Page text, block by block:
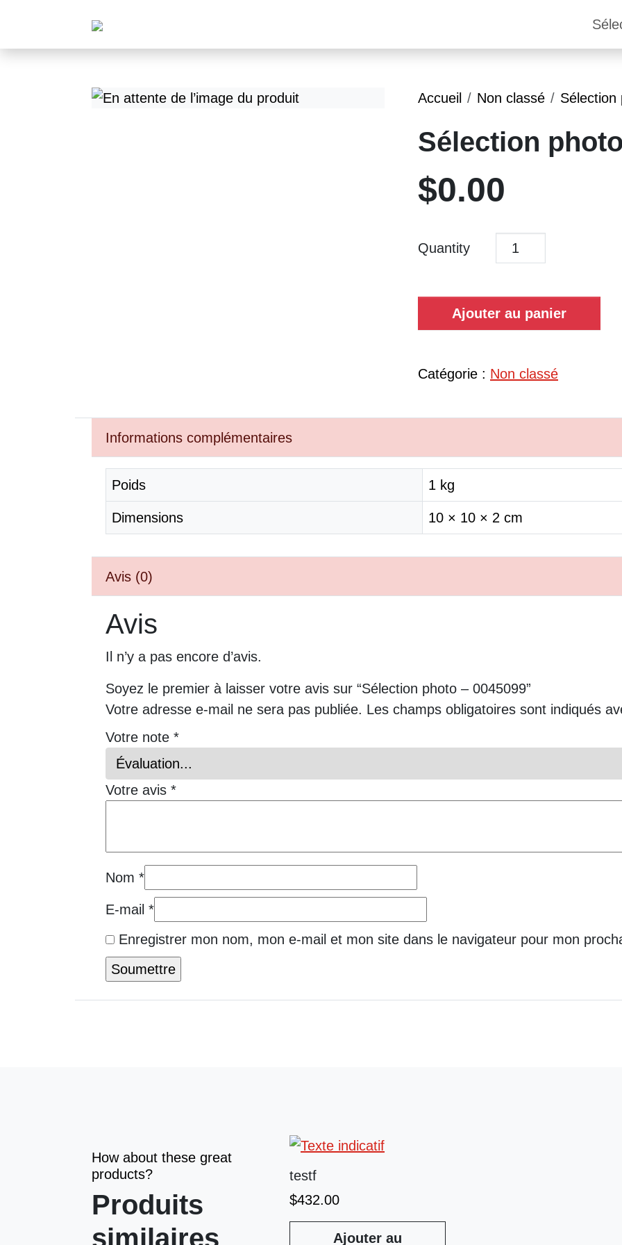
Accueil Non classé Sélection
Sélection
$0.00
Quantity
Ajouter au panier
Catégorie : Non classé
Informations complémentaires
Poids 1 kg
Dimensions 10 × 10 × 2 cm
Avis (0)
Avis
Il n’y a pas encore d’avis.
Soyez le premier à laisser votre avis sur “Sélection photo – 0045099”
Votre adresse e-mail ne sera pas publiée. Les champs obligatoires sont indiqués
Votre note *
Votre avis *
Nom *
E-mail *
Enregistrer mon nom, mon e-mail et mon site dans le navigateur pour mon
How about these great
products?
Produits
similaires
testf
$432.00
Ajouter au